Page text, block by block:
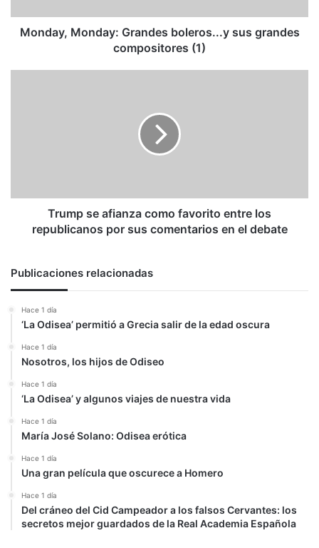
Monday, Monday: Grandes boleros...y sus grandes
compositores (1)
por
comentarios
debate
Trump se afianza como favorito entre los
republicanos por sus comentarios en el debate
Publicaciones relacionadas
Hace 1 día
‘La Odisea’ permitió a Grecia salir de la edad oscura
Hace 1 día
Nosotros, los hijos de Odiseo
Hace 1 día
‘La Odisea’ y algunos viajes de nuestra vida
Hace 1 día
María José Solano: Odisea erótica
Hace 1 día
Una gran película que oscurece a Homero
Hace 1 día
Del cráneo del Cid Campeador a los falsos Cervantes: los
secretos mejor guardados de la Real Academia Española